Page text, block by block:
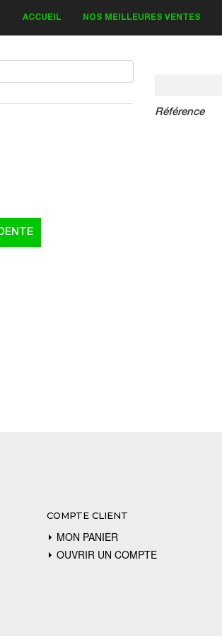
ACCUEIL NOS MEILLEURES VENTES
Référence
COMPTE CLIENT
MON PANIER
OUVRIR UN COMPTE